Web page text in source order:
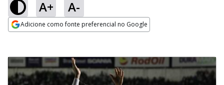
A+ A-
Adicione como fonte preferencial no Google